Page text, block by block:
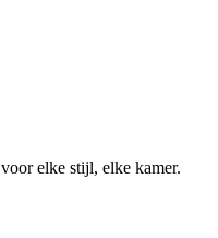
voor elke stijl, elke kamer.